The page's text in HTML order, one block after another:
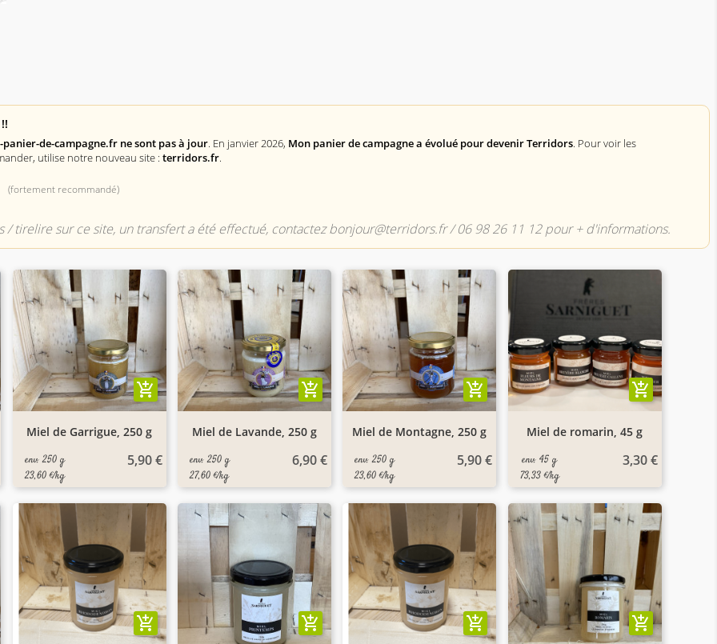
de-campagne.fr ne sont pas à jour. En janvier 2026, Mon panier de campagne a évolué pour devenir Terridors. Pour voir les
utilise notre nouveau site : terridors.fr.
(fortement recommandé)
/ tirelire sur ce site, un transfert a été effectué, contactez bonjour@terridors.fr / 06 98 26 11 12 pour + d'informations.
Miel de Garrigue, 250 g
add_shopping_cart
env. 250 g
23,60 €/kg
5,90 €
Miel de Lavande, 250 g
add_shopping_cart
env. 250 g
27,60 €/kg
6,90 €
Miel de Montagne, 250 g
add_shopping_cart
env. 250 g
23,60 €/kg
5,90 €
Miel de romarin, 45 g
add_shopping_cart
env. 45 g
73,33 €/kg
3,30 €
add_shopping_cart add_shopping_cart add_shopping_cart add_shopping_cart